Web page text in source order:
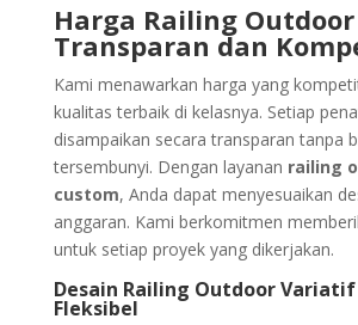
Harga Railing Outdoor
Transparan dan
Kami menawarkan harga yang
kualitas terbaik di kelasnya. Setiap
disampaikan secara transparan tanpa
tersembunyi. Dengan layanan railing
custom, Anda dapat menyesuaikan
anggaran. Kami berkomitmen
untuk setiap proyek yang dikerjakan.
Desain Railing Outdoor Variatif
Fleksibel